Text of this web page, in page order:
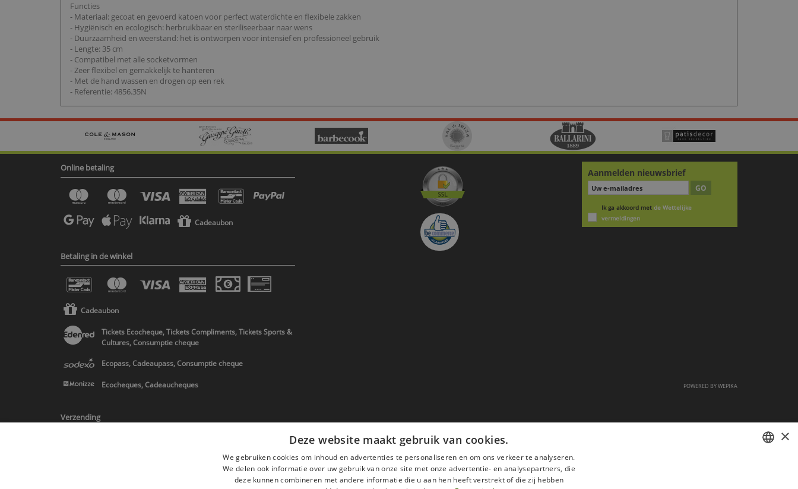
Functies
- Materiaal: gecoat en gevoerd katoen voor perfect waterdichte en flexibele zakken
- Hygiënisch en ecologisch: herbruikbaar en steriliseerbaar naar wens
- Duurzaamheid en weerstand: het is ontworpen voor intensief en professioneel gebruik
- Lengte: 35 cm
- Compatibel met alle socketvormen
- Zeer flexibel en gemakkelijk te hanteren
- Met de hand wassen en drogen op een rek
- Referentie: 4856.35N
Online betaling
Cadeaubon
Betaling in de winkel
Cadeaubon
Tickets Ecocheque, Tickets Compliments, Tickets Sports &
Cultures, Consumptie cheque
Ecopass, Cadeaupass, Consumptie cheque
Ecocheques, Cadeaucheques
Verzending
Aanmelden nieuwsbrief
GO
Ik ga akkoord met de Wettelijke
vermeldingen
POWERED BYWEPIKA
×
Deze website maakt gebruik van cookies.
We gebruiken cookies om inhoud en advertenties te personaliseren en om ons verkeer te analyseren.
We delen ook informatie over uw gebruik van onze site met onze advertentie- en analysepartners, die
deze kunnen combineren met andere informatie die u aan hen heeft verstrekt of die zij hebben